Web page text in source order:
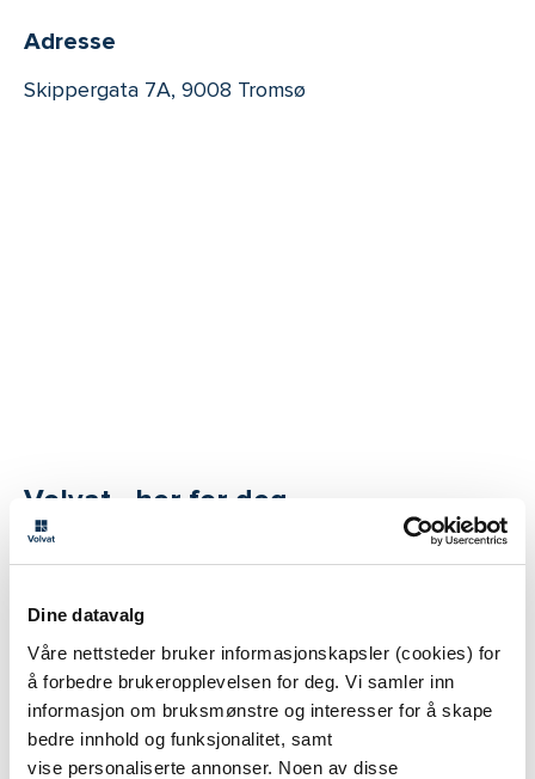
Dine datavalg
Våre nettsteder bruker informasjonskapsler (cookies) for
å forbedre brukeropplevelsen for deg. Vi samler inn
informasjon om bruksmønstre og interesser for å skape
bedre innhold og funksjonalitet, samt
vise personaliserte annonser. Noen av disse
Adresse
Skippergata 7A, 9008 Tromsø
Volvat - her for deg
For å se YouTube-video må du samtykke
tilGoogle sin personverneklæring